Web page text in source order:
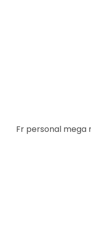
Fr personal mega